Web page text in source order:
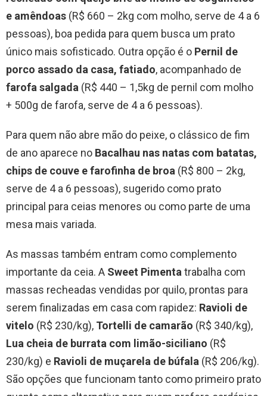
e amêndoas (R$ 660 – 2kg com molho, serve de 4 a 6
pessoas), boa pedida para quem busca um prato
único mais sofisticado. Outra opção é o Pernil de
porco assado da casa, fatiado, acompanhado de
farofa salgada (R$ 440 – 1,5kg de pernil com molho
+ 500g de farofa, serve de 4 a 6 pessoas).
Para quem não abre mão do peixe, o clássico de fim
de ano aparece no Bacalhau nas natas com batatas,
chips de couve e farofinha de broa (R$ 800 – 2kg,
serve de 4 a 6 pessoas), sugerido como prato
principal para ceias menores ou como parte de uma
mesa mais variada.
As massas também entram como complemento
importante da ceia. A Sweet Pimentatrabalha com
massas recheadas vendidas por quilo, prontas para
serem finalizadas em casa com rapidez: Ravioli de
vitelo (R$ 230/kg), Tortelli de camarão (R$ 340/kg),
Lua cheia de burrata com limão-siciliano (R$
230/kg) e Ravioli de muçarela de búfala (R$ 206/kg).
São opções que funcionam tanto como primeiro prato